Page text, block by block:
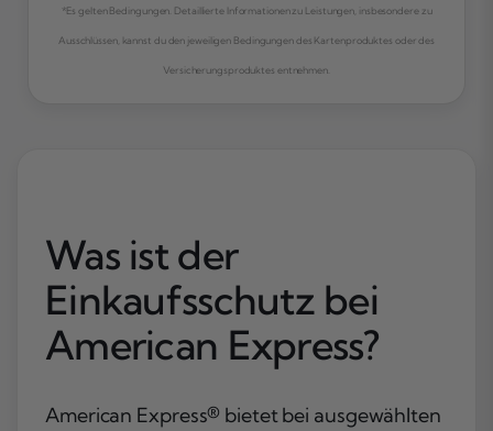
*Es gelten Bedingungen. Detaillierte Informationen zu Leistungen, insbesondere zu
Ausschlüssen, kannst du den jeweiligen Bedingungen des Kartenproduktes oder des
Versicherungsproduktes entnehmen.
Was ist der
Einkaufsschutz bei
American Express?
American Express® bietet bei ausgewählten